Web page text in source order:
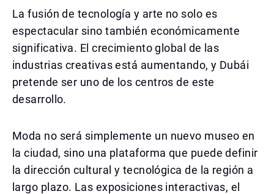
La fusión de tecnología y arte no solo es
espectacular sino también económicamente
significativa. El crecimiento global de las
industrias creativas está aumentando, y Dubái
pretende ser uno de los centros de este
desarrollo.
Moda no será simplemente un nuevo museo en
la ciudad, sino una plataforma que puede definir
la dirección cultural y tecnológica de la región a
largo plazo. Las exposiciones interactivas, el